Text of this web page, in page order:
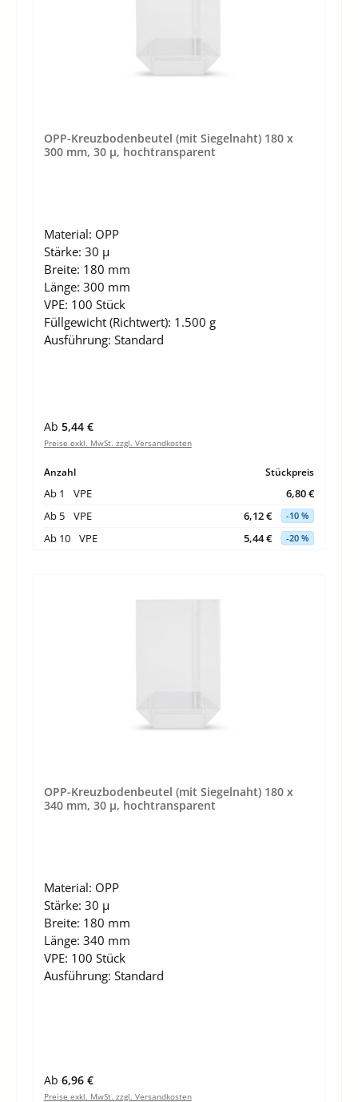
OPP-Kreuzbodenbeutel (mit Siegelnaht) 180 x
300 mm, 30 µ, hochtransparent
Material: OPP
Stärke: 30 µ
Breite: 180 mm
Länge: 300 mm
VPE: 100 Stück
Füllgewicht (Richtwert): 1.500 g
Ausführung: Standard
Regulärer Preis:
Ab 5,44 €
Preise exkl. MwSt. zzgl. Versandkosten
Anzahl Stückpreis
Ab 1 VPE
6,80 €
Ab 5 VPE 6,12 € -10 %
Ab 10 VPE 5,44 € -20 %
OPP-Kreuzbodenbeutel (mit Siegelnaht) 180 x
340 mm, 30 µ, hochtransparent
Material: OPP
Stärke: 30 µ
Breite: 180 mm
Länge: 340 mm
VPE: 100 Stück
Ausführung: Standard
Regulärer Preis:
Ab 6,96 €
Preise exkl. MwSt. zzgl. Versandkosten